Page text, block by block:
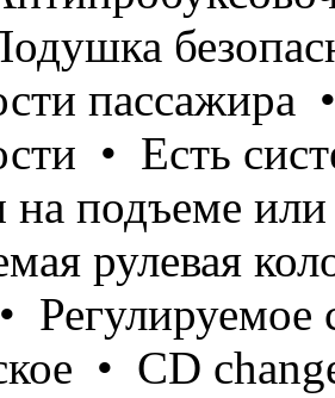
• Есть
на подъеме
рулевая
Регулируемое
• CD